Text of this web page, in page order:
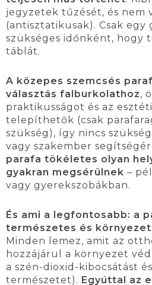
jegyzetek tűzését, és nem
(antisztatikusak). Csak egy
szükséges időnként, hogy
táblát.
A közepes szemcsés
választás falburkolathoz,
praktikusságot és az
telepíthetők (csak
szükség), így nincs
vagy szakember
parafa tökéletes olyan
gyakran megsérülnek –
vagy gyerekszobákban.
És ami a legfontosabb: a
természetes és
Minden lemez, amit az
hozzájárul a környezet
a szén-dioxid-kibocsátást
természetet). Egyúttal az